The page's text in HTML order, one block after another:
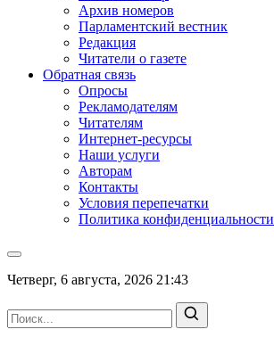
Архив номеров
Парламентский вестник
Редакция
Читатели о газете
Обратная связь
Опросы
Рекламодателям
Читателям
Интернет-ресурсы
Наши услуги
Авторам
Контакты
Условия перепечатки
Политика конфиденциальности
Четверг, 6 августа, 2026 21:43